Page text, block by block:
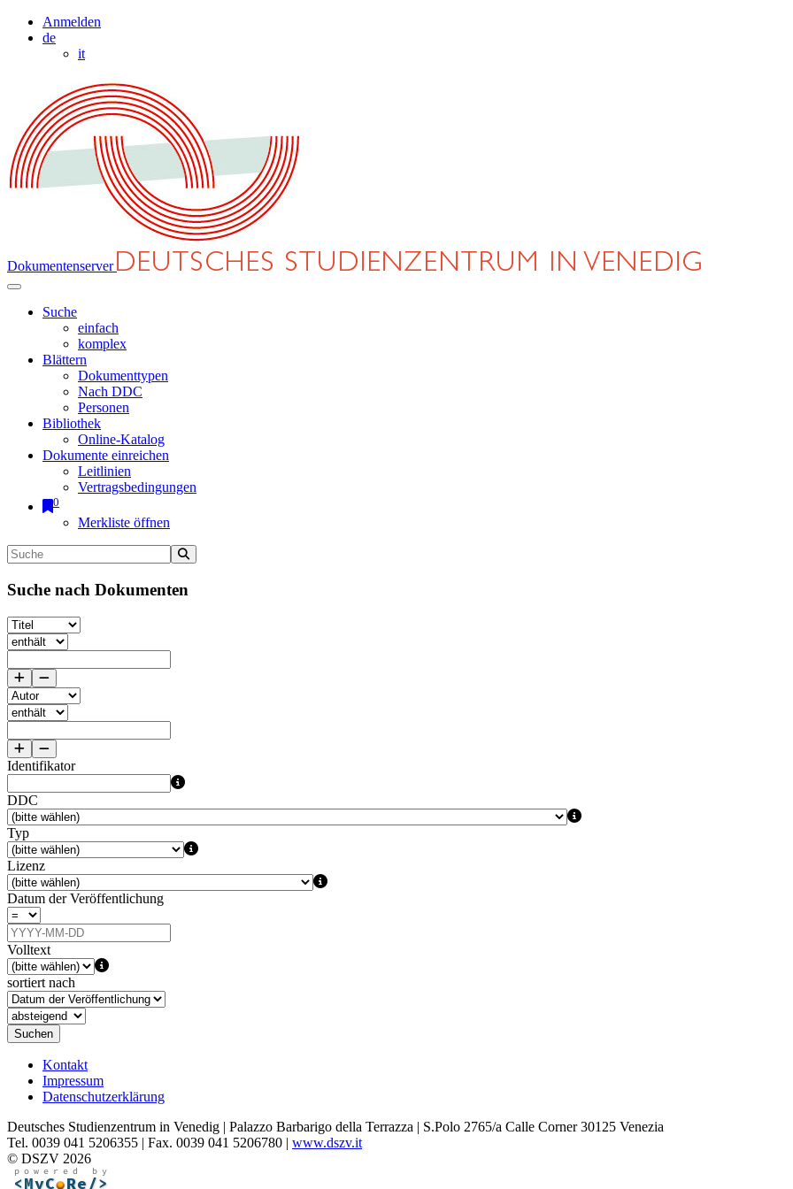
Anmelden
de
it
Dokumentenserver
Suche
einfach
komplex
Blättern
Dokumenttypen
Nach DDC
Personen
Bibliothek
Online-Katalog
Dokumente einreichen
Leitlinien
Vertragsbedingungen
0
Merkliste öffnen
Suche nach Dokumenten
Identifikator
DDC
Typ
Lizenz
Datum der Veröffentlichung
Volltext
sortiert nach
Suchen
Kontakt
Impressum
Datenschutzerklärung
Deutsches Studienzentrum in Venedig | Palazzo Barbarigo della Terrazza | S.Polo 2765/a Calle Corner 30125 Venezia
Tel. 0039 041 5206355 | Fax. 0039 041 5206780 | www.dszv.it
© DSZV 2026